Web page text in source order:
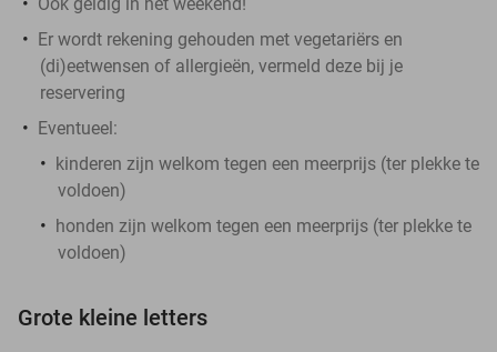
Er wordt rekening gehouden met vegetariërs en
(di)eetwensen of allergieën, vermeld deze bij je
reservering
Eventueel:
kinderen zijn welkom tegen een meerprijs (ter plekke te
voldoen)
honden zijn welkom tegen een meerprijs (ter plekke te
voldoen)
Grote kleine letters